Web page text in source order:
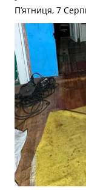
П’ятниця, 7